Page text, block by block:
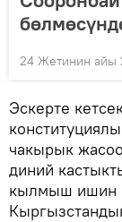
24 Жетинин айы
Эскерте
чакырык
диний
кылмыш ишин